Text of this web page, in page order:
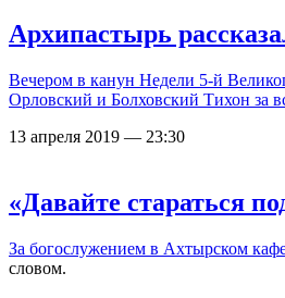
Архипастырь
Вечером в канун Недели 5-й
Орловский и Болховский Тихон за
13 апреля 2019 — 23:30
«Давайте стараться
За богослужением в Ахтырском
словом.